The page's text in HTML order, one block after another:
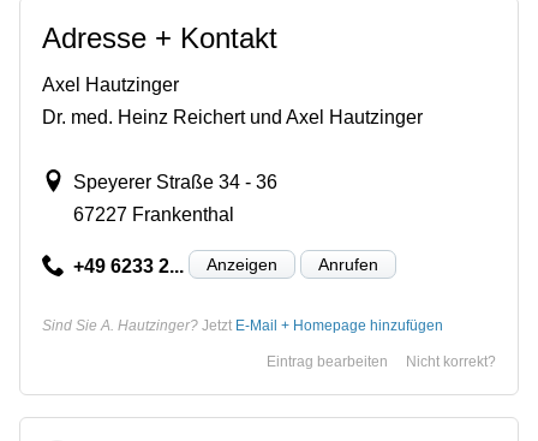
Adresse + Kontakt
Axel Hautzinger
Dr. med. Heinz Reichert und Axel Hautzinger
Speyerer Straße 34 - 36
67227 Frankenthal
+49 6233 2... Anzeigen Anrufen
Sind Sie A. Hautzinger? Jetzt E-Mail + Homepage hinzufügen
Nicht korrekt?
Eintrag bearbeiten